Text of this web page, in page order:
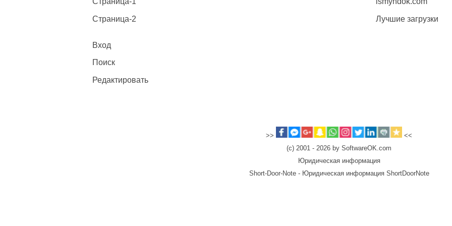
Страница-2
Вход
Поиск
Редактировать
Лучшие загрузки
>>
<<
(c) 2001 - 2026 by SoftwareOK.com
Юридическая информация
Short-Door-Note - Юридическая информация ShortDoorNote